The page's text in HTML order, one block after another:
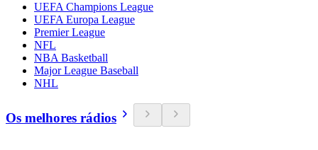
UEFA Champions League
UEFA Europa League
Premier League
NFL
NBA Basketball
Major League Baseball
NHL
Os melhores rádios